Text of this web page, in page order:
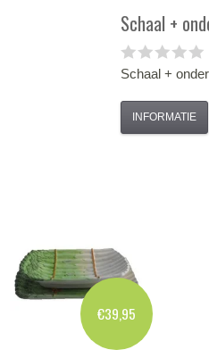
Schaal +
Schaal +
INFORMATIE
€39,95